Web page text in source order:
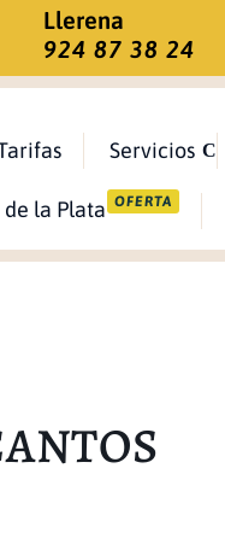
Llerena
924 87 38 24
Servicios
OFERTA